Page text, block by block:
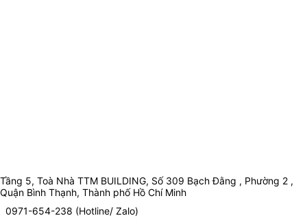
Tầng 5, Toà Nhà TTM BUILDING, Số 309 Bạch Đằng , Phường 2 ,
Quận Bình Thạnh, Thành phố Hồ Chí Minh
0971-654-238 (Hotline/ Zalo)